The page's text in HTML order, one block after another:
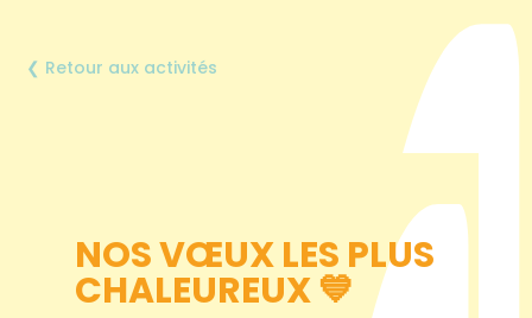
❮ Retour aux activités
NOS VŒUX LES PLUS
CHALEUREUX💙